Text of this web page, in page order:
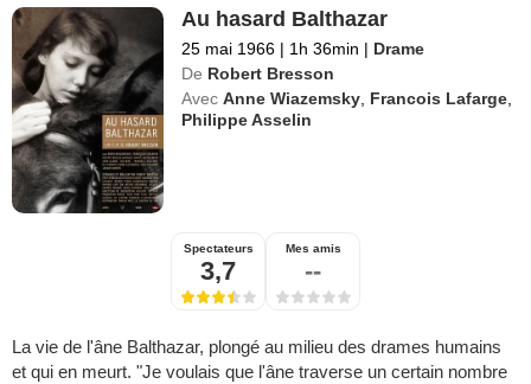
Au hasard Balthazar
25 mai 1966 | 1h 36min | Drame
De Robert Bresson
Avec Anne Wiazemsky Francois Lafarge
Philippe Asselin
Spectateurs
3,7
Mes amis
--
La vie de l'âne Balthazar, plongé au milieu des drames humains
et qui en meurt. "Je voulais que l'âne traverse un certain nombre